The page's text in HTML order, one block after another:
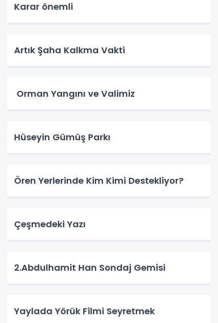
Karar önemli
Artık Şaha Kalkma Vakti
Orman Yangını ve Valimiz
Hüseyin Gümüş Parkı
Ören Yerlerinde Kim Kimi Destekliyor?
Çeşmedeki Yazı
2.Abdulhamit Han Sondaj Gemisi
Yaylada Yörük Filmi Seyretmek